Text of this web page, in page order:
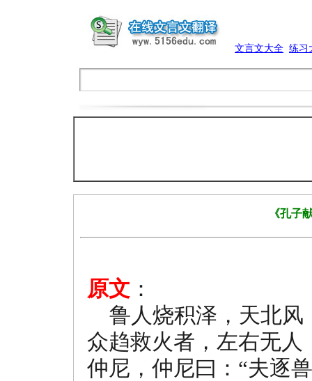
文言文大全 练习
《孔子
原文 ：
鲁人烧积泽，天北风
众趋救火者，左右无
仲尼，仲尼曰：“夫逐